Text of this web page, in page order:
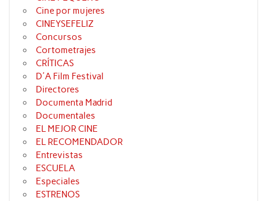
Cine por mujeres
CINEYSEFELIZ
Concursos
Cortometrajes
CRÍTICAS
D'A Film Festival
Directores
Documenta Madrid
Documentales
EL MEJOR CINE
EL RECOMENDADOR
Entrevistas
ESCUELA
Especiales
ESTRENOS